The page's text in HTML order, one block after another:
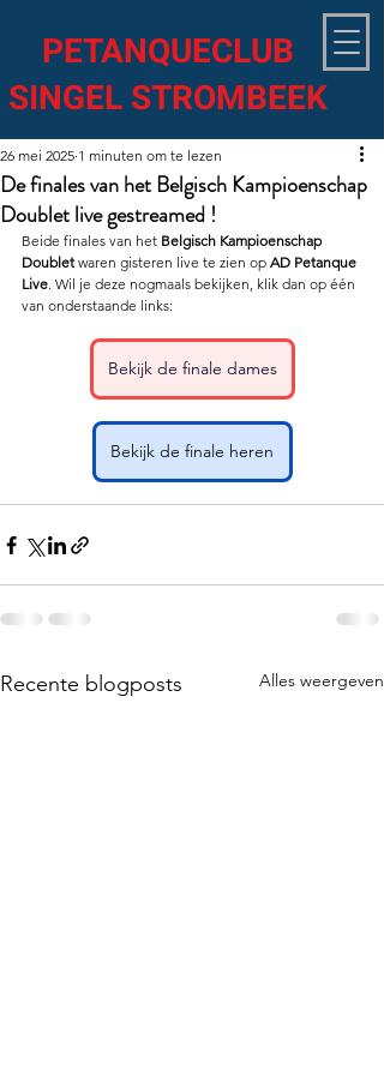
PETANQUECLUB
SINGEL STROMBEEK
De finales van het Belgisch Kampioenschap
Doublet live gestreamed !
26 mei 2025 1 minuten om te lezen
Beide finales van het Belgisch Kampioenschap
Doublet waren gisteren live te zien op AD Petanque
Live. Wil je deze nogmaals bekijken, klik dan op één
van onderstaande links:
Bekijk de finale dames
Bekijk de finale heren
Recente blogposts Alles weergeven